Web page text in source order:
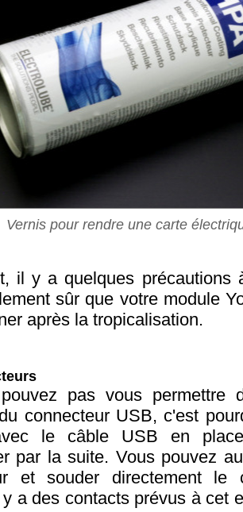
Vernis pour rendre une carte
il y a quelques précautions
sûr que votre module
après la tropicalisation.
pas vous permettre
connecteur USB, c'est
le câble USB en
par la suite. Vous pouvez
et souder directement
a des contacts prévus à cet